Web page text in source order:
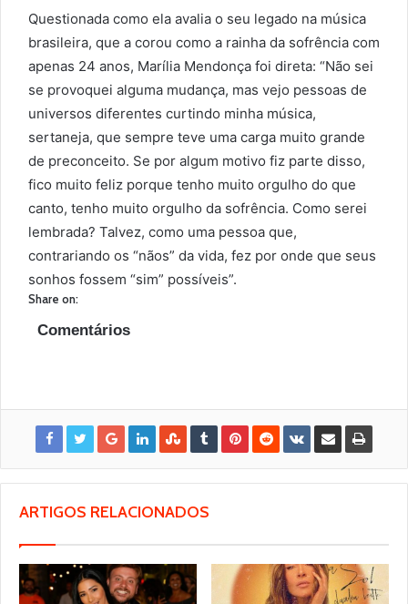
Questionada como ela avalia o seu legado na música
brasileira, que a corou como a rainha da sofrência com
apenas 24 anos, Marília Mendonça foi direta: “Não sei
se provoquei alguma mudança, mas vejo pessoas de
universos diferentes curtindo minha música,
sertaneja, que sempre teve uma carga muito grande
de preconceito. Se por algum motivo fiz parte disso,
fico muito feliz porque tenho muito orgulho do que
canto, tenho muito orgulho da sofrência. Como serei
lembrada? Talvez, como uma pessoa que,
contrariando os “nãos” da vida, fez por onde que seus
sonhos fossem “sim” possíveis”.
Share on:
Comentários
ARTIGOS RELACIONADOS